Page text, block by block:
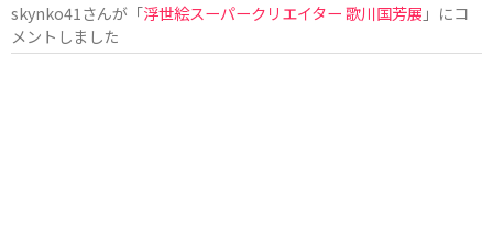
skynko41 さんが「浮世絵スーパークリエイター 歌川国芳展 」にコ
メントしました